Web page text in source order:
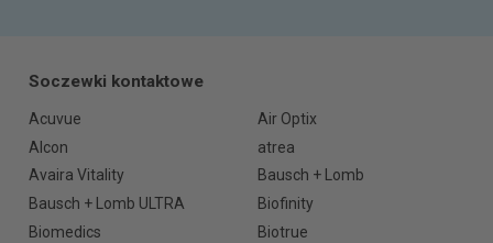
Soczewki kontaktowe
Acuvue
Air Optix
Alcon
atrea
Avaira Vitality
Bausch + Lomb
Bausch + Lomb ULTRA
Biofinity
Biomedics
Biotrue